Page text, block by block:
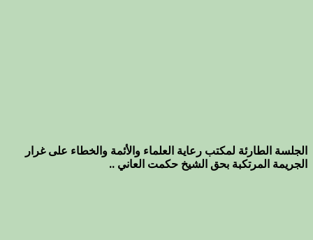
الجلسة الطارئة لمكتب رعاية العلماء والأئمة والخطاء على غرار
الجريمة المرتكبة بحق الشيخ حكمت العاني ..